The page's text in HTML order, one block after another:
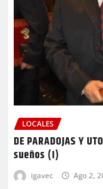
LOCALES
DE PARADOJAS Y
sueños (I)
igavec Ago 2,